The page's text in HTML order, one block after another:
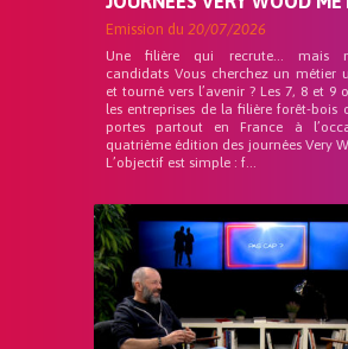
Emission du 20/07/2026
Une filière qui recrute… mais
candidats Vous cherchez un métier
et tourné vers l’avenir ? Les 7, 8 et 9
les entreprises de la filière forêt-bois
portes partout en France à
quatrième édition des journées Very
L’objectif est simple : f...